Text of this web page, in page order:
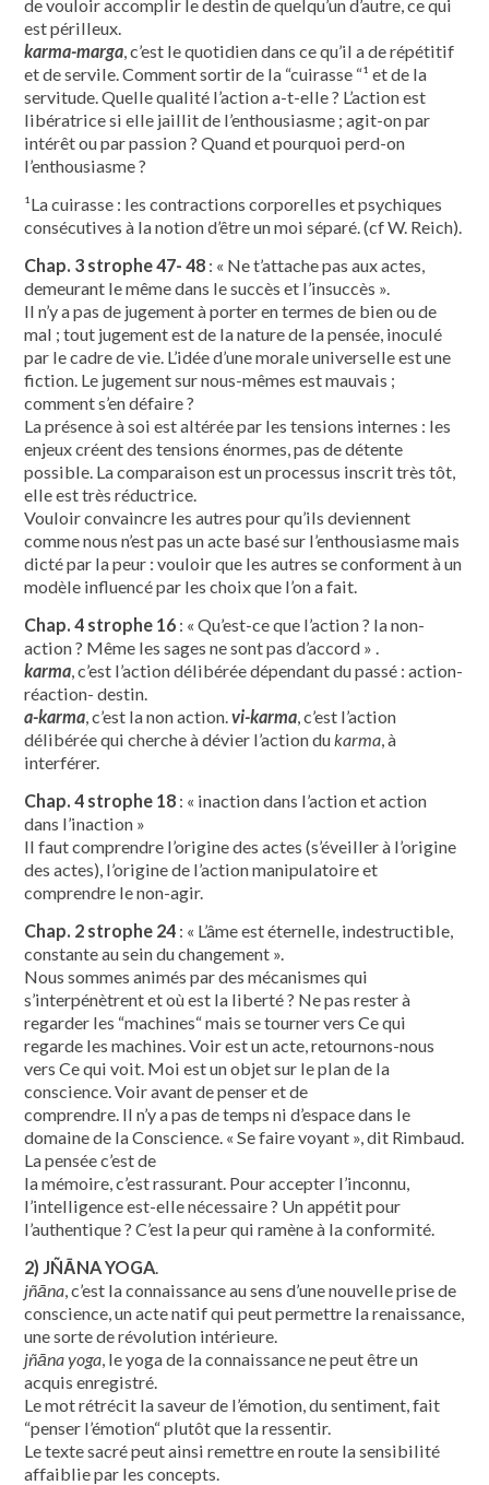
de vouloir accomplir le destin de quelqu’un d’autre, ce qui
est périlleux.
karma-marga , c’est le quotidien dans ce qu’il a de répétitif
et de servile. Comment sortir de la “cuirasse “¹ et de la
servitude. Quelle qualité l’action a-t-elle ? L’action est
libératrice si elle jaillit de l’enthousiasme ; agit-on par
intérêt ou par passion ? Quand et pourquoi perd-on
l’enthousiasme ?
¹La cuirasse : les contractions corporelles et psychiques
consécutives à la notion d’être un moi séparé. (cf W. Reich).
Chap. 3 strophe 47- 48 : « Ne t’attache pas aux actes,
demeurant le même dans le succès et l’insuccès ».
Il n’y a pas de jugement à porter en termes de bien ou de
mal ; tout jugement est de la nature de la pensée, inoculé
par le cadre de vie. L’idée d’une morale universelle est une
fiction. Le jugement sur nous-mêmes est mauvais ;
comment s’en défaire ?
La présence à soi est altérée par les tensions internes : les
enjeux créent des tensions énormes, pas de détente
possible. La comparaison est un processus inscrit très tôt,
elle est très réductrice.
Vouloir convaincre les autres pour qu’ils deviennent
comme nous n’est pas un acte basé sur l’enthousiasme mais
dicté par la peur : vouloir que les autres se conforment à un
modèle influencé par les choix que l’on a fait.
Chap. 4 strophe 16 : « Qu’est-ce que l’action ? la non-
action ? Même les sages ne sont pas d’accord » .
karma , c’est l’action délibérée dépendant du passé : action-
réaction- destin.
a-karma , c’est la non action.vi-karma , c’est l’action
délibérée qui cherche à dévier l’action du karma , à
interférer.
Chap. 4 strophe 18 : « inaction dans l’action et action
dans l’inaction »
Il faut comprendre l’origine des actes (s’éveiller à l’origine
des actes), l’origine de l’action manipulatoire et
comprendre le non-agir.
Chap. 2 strophe 24 : « L’âme est éternelle, indestructible,
constante au sein du changement ».
Nous sommes animés par des mécanismes qui
s’interpénètrent et où est la liberté ? Ne pas rester à
regarder les “machines“ mais se tourner vers Ce qui
regarde les machines. Voir est un acte, retournons-nous
vers Ce qui voit. Moi est un objet sur le plan de la
conscience. Voir avant de penser et de
comprendre. Il n’y a pas de temps ni d’espace dans le
domaine de la Conscience. « Se faire voyant », dit Rimbaud.
La pensée c’est de
la mémoire, c’est rassurant. Pour accepter l’inconnu,
l’intelligence est-elle nécessaire ? Un appétit pour
l’authentique ? C’est la peur qui ramène à la conformité.
2) JÑĀNA YOGA
jñāna , c’est la connaissance au sens d’une nouvelle prise de
conscience, un acte natif qui peut permettre la renaissance,
une sorte de révolution intérieure.
jñāna yoga , le yoga de la connaissance ne peut être un
acquis enregistré.
Le mot rétrécit la saveur de l’émotion, du sentiment, fait
“penser l’émotion“ plutôt que la ressentir.
Le texte sacré peut ainsi remettre en route la sensibilité
affaiblie par les concepts.